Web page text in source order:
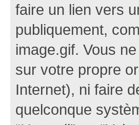
faire un lien vers
publiquement,
image.gif. Vous
sur votre propre
Internet), ni faire
quelconque